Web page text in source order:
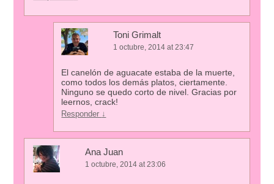
Toni Grimalt
1 octubre, 2014 at 23:47
El canelón de aguacate estaba de la muerte,
como todos los demás platos, ciertamente.
Ninguno se quedo corto de nivel. Gracias por
leernos, crack!
Responder ↓
Ana Juan
1 octubre, 2014 at 23:06